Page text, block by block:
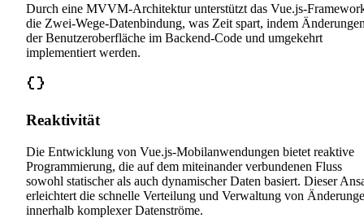
Durch eine MVVM-Architektur unterstützt das Vue.js-
die Zwei-Wege-Datenbindung, was Zeit spart, indem
der Benutzeroberfläche im Backend-Code und umgekehrt
implementiert werden.
Reaktivität
Die Entwicklung von Vue.js-Mobilanwendungen bietet reaktive
Programmierung, die auf dem miteinander verbundenen Fluss
sowohl statischer als auch dynamischer Daten basiert. Dieser
erleichtert die schnelle Verteilung und Verwaltung von
innerhalb komplexer Datenströme.